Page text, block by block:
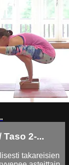
2-...
takareisien